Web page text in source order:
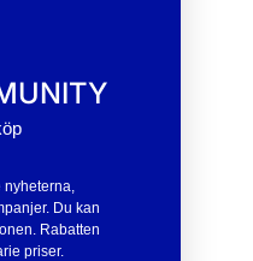
Du kan
Rabatten
priser.